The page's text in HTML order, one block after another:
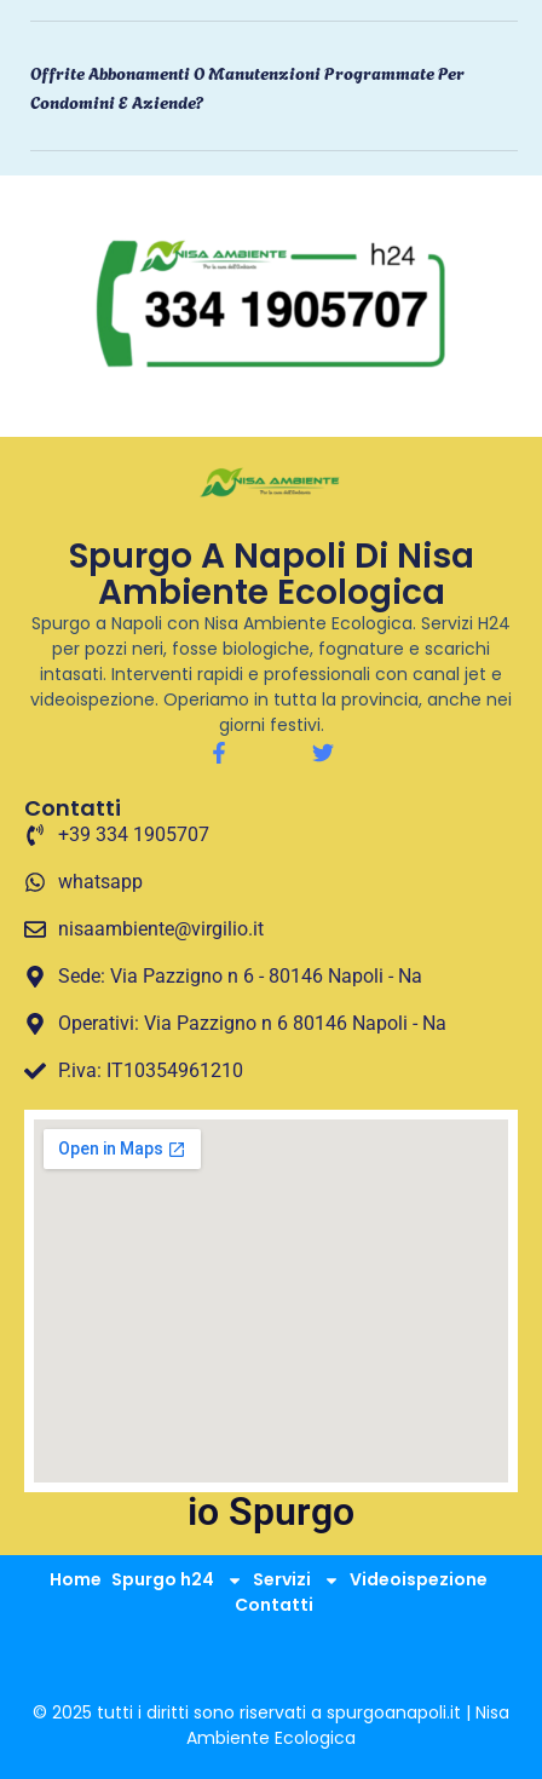
Offrite Abbonamenti O Manutenzioni Programmate Per
Condomini E Aziende?
Spurgo A Napoli Di Nisa
Ambiente Ecologica
Spurgo a Napoli con Nisa Ambiente Ecologica. Servizi H24
per pozzi neri, fosse biologiche, fognature e scarichi
intasati. Interventi rapidi e professionali con canal jet e
videoispezione. Operiamo in tutta la provincia, anche nei
giorni festivi.
Contatti
+39 334 1905707
whatsapp
nisaambiente@virgilio.it
Sede: Via Pazzigno n 6 - 80146 Napoli - Na
Operativi: Via Pazzigno n 6 80146 Napoli - Na
P.iva: IT10354961210
io Spurgo
Home Spurgo h24 Servizi
Videoispezione
Contatti
© 2025 tutti i diritti sono riservati a spurgoanapoli.it | Nisa
Ambiente Ecologica